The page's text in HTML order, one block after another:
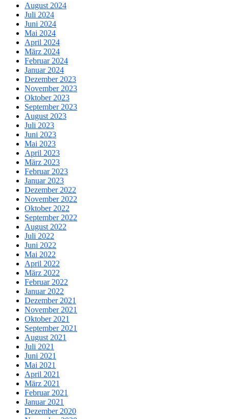
August 2024
Juli 2024
Juni 2024
Mai 2024
April 2024
März 2024
Februar 2024
Januar 2024
Dezember 2023
November 2023
Oktober 2023
September 2023
August 2023
Juli 2023
Juni 2023
Mai 2023
April 2023
März 2023
Februar 2023
Januar 2023
Dezember 2022
November 2022
Oktober 2022
September 2022
August 2022
Juli 2022
Juni 2022
Mai 2022
April 2022
März 2022
Februar 2022
Januar 2022
Dezember 2021
November 2021
Oktober 2021
September 2021
August 2021
Juli 2021
Juni 2021
Mai 2021
April 2021
März 2021
Februar 2021
Januar 2021
Dezember 2020